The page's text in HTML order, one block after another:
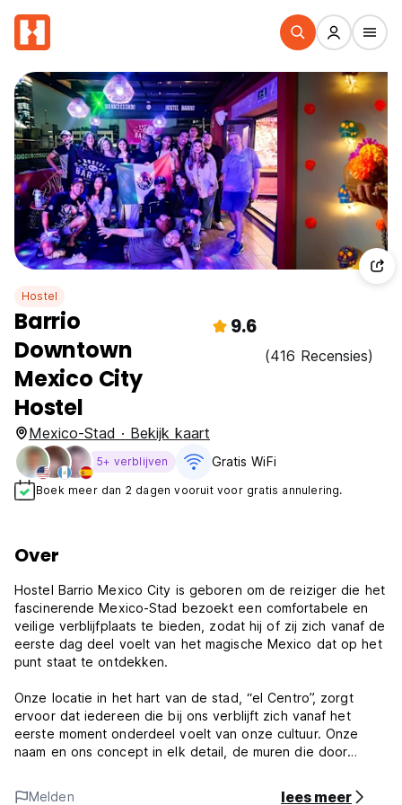
Hostel
Barrio
Downtown
Mexico City
Hostel
9.6
(416 Recensies)
Mexico-Stad · Bekijk kaart
5+ verblijven Gratis WiFi
Boek meer dan 2 dagen vooruit voor gratis annulering.
Over
Hostel Barrio Mexico City is geboren om de reiziger die het
fascinerende Mexico-Stad bezoekt een comfortabele en
veilige verblijfplaats te bieden, zodat hij of zij zich vanaf de
eerste dag deel voelt van het magische Mexico dat op het
punt staat te ontdekken.
Onze locatie in het hart van de stad, “el Centro”, zorgt
ervoor dat iedereen die bij ons verblijft zich vanaf het
eerste moment onderdeel voelt van onze cultuur. Onze
naam en ons concept in elk detail, de muren die door
rondleidingen, alles is 100% verbonden met onze cultuur en
Melden lees meer